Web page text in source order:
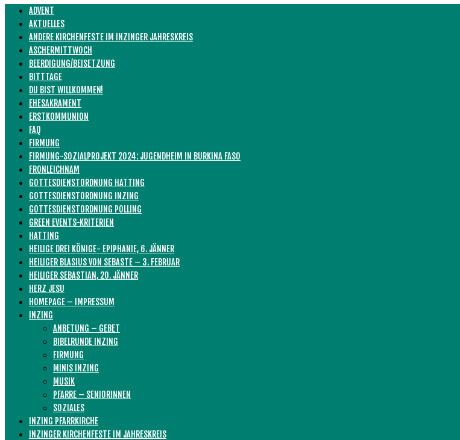
ADVENT
AKTUELLES
ANDERE KIRCHENFESTE IM INZINGER JAHRESKREIS
ASCHERMITTWOCH
BEERDIGUNG/BEISETZUNG
BITTTAGE
DU BIST WILLKOMMEN!
EHESAKRAMENT
ERSTKOMMUNION
FAQ
FIRMUNG
FIRMUNG-SOZIALPROJEKT 2024: JUGENDHEIM IN BURKINA FASO
FRONLEICHNAM
GOTTESDIENSTORDNUNG HATTING
GOTTESDIENSTORDNUNG INZING
GOTTESDIENSTORDNUNG POLLING
GREEN EVENTS-KRITERIEN
HATTING
HEILIGE DREI KÖNIGE- EPIPHANIE, 6. JÄNNER
HEILIGER BLASIUS VON SEBASTE – 3. FEBRUAR
HEILIGER SEBASTIAN, 20. JÄNNER
HERZ JESU
HOMEPAGE – IMPRESSUM
INZING
ANBETUNG – GEBET
BIBELRUNDE INZING
FIRMUNG
MINIS INZING
MUSIK
PFARRE – SENIORINNEN
SOZIALES
INZING PFARRKIRCHE
INZINGER KIRCHENFESTE IM JAHRESKREIS